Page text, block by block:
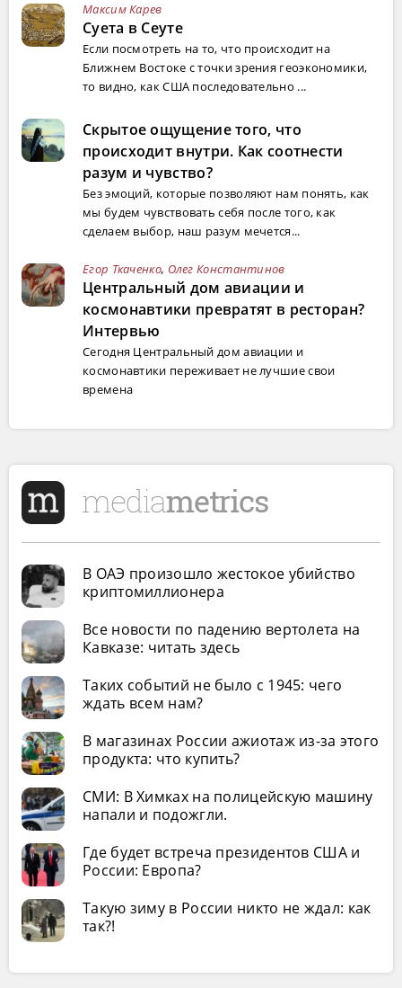
Максим Карев
Суета в Сеуте
Если посмотреть на то, что происходит на
Ближнем Востоке с точки зрения геоэкономики,
то видно, как США последовательно ...
Скрытое ощущение того, что
происходит внутри. Как соотнести
разум и чувство?
Без эмоций, которые позволяют нам понять, как
мы будем чувствовать себя после того, как
сделаем выбор, наш разум мечется...
Егор Ткаченко, Олег Константинов
Центральный дом авиации и
космонавтики превратят в ресторан?
Интервью
Сегодня Центральный дом авиации и
космонавтики переживает не лучшие свои
времена
В ОАЭ произошло жестокое убийство
криптомиллионера
Все новости по падению вертолета на
Кавказе: читать здесь
Таких событий не было с 1945: чего
ждать всем нам?
В магазинах России ажиотаж из-за этого
продукта: что купить?
СМИ: В Химках на полицейскую машину
напали и подожгли.
Где будет встреча президентов США и
России: Европа?
Такую зиму в России никто не ждал: как
так?!